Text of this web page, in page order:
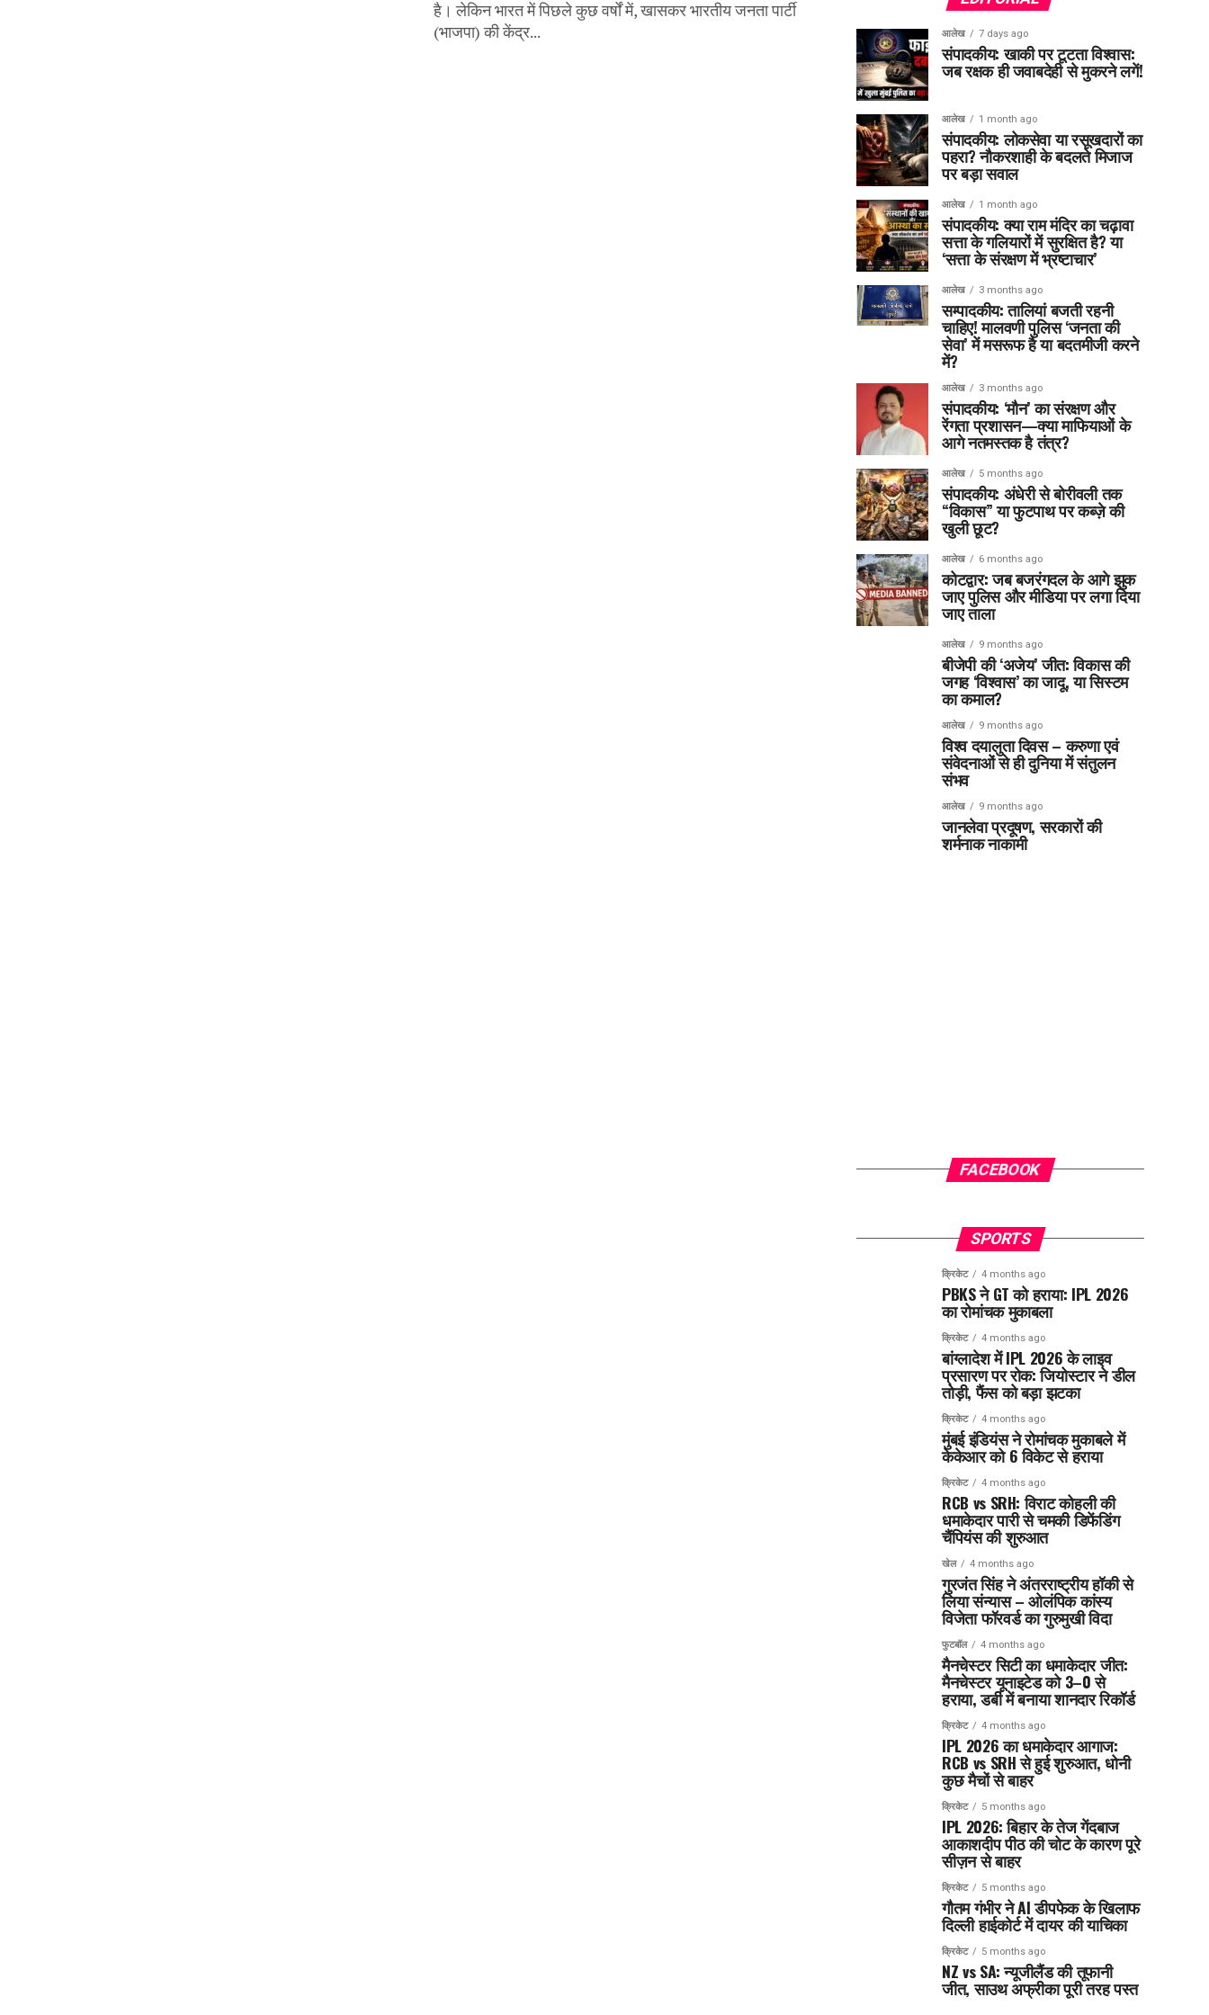
है। लेकिन भारत में पिछले कुछ वर्षों में, खासकर भारतीय जनता पार्टी
(भाजपा) की केंद्र...
आलेख 7 days ago
संपादकीय: खाकी पर टूटता विश्वास:
जब रक्षक ही जवाबदेही से मुकरने लगें!
आलेख 1 month ago
संपादकीय: लोकसेवा या रसूखदारों का
पहरा? नौकरशाही के बदलते मिजाज
पर बड़ा सवाल
आलेख 1 month ago
संपादकीय: क्या राम मंदिर का चढ़ावा
सत्ता के गलियारों में सुरक्षित है? या
‘सत्ता के संरक्षण में भ्रष्टाचार’
आलेख 3 months ago
सम्पादकीय: तालियां बजती रहनी
चाहिए! मालवणी पुलिस ‘जनता की
सेवा’ में मसरूफ है या बदतमीजी करने
में?
आलेख 3 months ago
संपादकीय: ‘मौन’ का संरक्षण और
रेंगता प्रशासन—क्या माफियाओं के
आगे नतमस्तक है तंत्र?
आलेख 5 months ago
संपादकीय: अंधेरी से बोरीवली तक
“विकास” या फुटपाथ पर कब्ज़े की
खुली छूट?
आलेख 6 months ago
कोटद्वार: जब बजरंगदल के आगे झुक
जाए पुलिस और मीडिया पर लगा दिया
जाए ताला
आलेख 9 months ago
बीजेपी की ‘अजेय’ जीत: विकास की
जगह ‘विश्वास’ का जादू, या सिस्टम
का कमाल?
आलेख 9 months ago
विश्व दयालुता दिवस – करुणा एवं
संवेदनाओं से ही दुनिया में संतुलन
संभव
आलेख 9 months ago
जानलेवा प्रदूषण, सरकारों की
शर्मनाक नाकामी
FACEBOOK
SPORTS
क्रिकेट 4 months ago
PBKS ने GT को हराया: IPL 2026
का रोमांचक मुकाबला
क्रिकेट 4 months ago
बांग्लादेश में IPL 2026 के लाइव
प्रसारण पर रोक: जियोस्टार ने डील
तोड़ी, फैंस को बड़ा झटका
क्रिकेट 4 months ago
मुंबई इंडियंस ने रोमांचक मुकाबले में
केकेआर को 6 विकेट से हराया
क्रिकेट 4 months ago
RCB vs SRH: विराट कोहली की
धमाकेदार पारी से चमकी डिफेंडिंग
चैंपियंस की शुरुआत
खेल 4 months ago
गुरजंत सिंह ने अंतरराष्ट्रीय हॉकी से
लिया संन्यास – ओलंपिक कांस्य
विजेता फॉरवर्ड का गुरुमुखी विदा
फुटबॉल 4 months ago
मैनचेस्टर सिटी का धमाकेदार जीत:
मैनचेस्टर यूनाइटेड को 3–0 से
हराया, डर्बी में बनाया शानदार रिकॉर्ड
क्रिकेट 4 months ago
IPL 2026 का धमाकेदार आगाज:
RCB vs SRH से हुई शुरुआत, धोनी
कुछ मैचों से बाहर
क्रिकेट 5 months ago
IPL 2026: बिहार के तेज गेंदबाज
आकाशदीप पीठ की चोट के कारण पूरे
सीज़न से बाहर
क्रिकेट 5 months ago
गौतम गंभीर ने AI डीपफेक के खिलाफ
दिल्ली हाईकोर्ट में दायर की याचिका
क्रिकेट 5 months ago
NZ vs SA: न्यूजीलैंड की तूफानी
जीत, साउथ अफ्रीका पूरी तरह पस्त